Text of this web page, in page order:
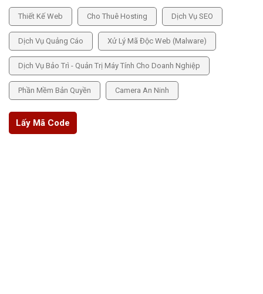
Thiết Kế Web Cho Thuê Hosting Dịch Vụ SEO
Dịch Vụ Quảng Cáo Xử Lý Mã Độc Web (Malware)
Dịch Vụ Bảo Trì - Quản Trị Máy Tính Cho Doanh Nghiệp
Phần Mềm Bản Quyền Camera An Ninh
Lấy Mã Code